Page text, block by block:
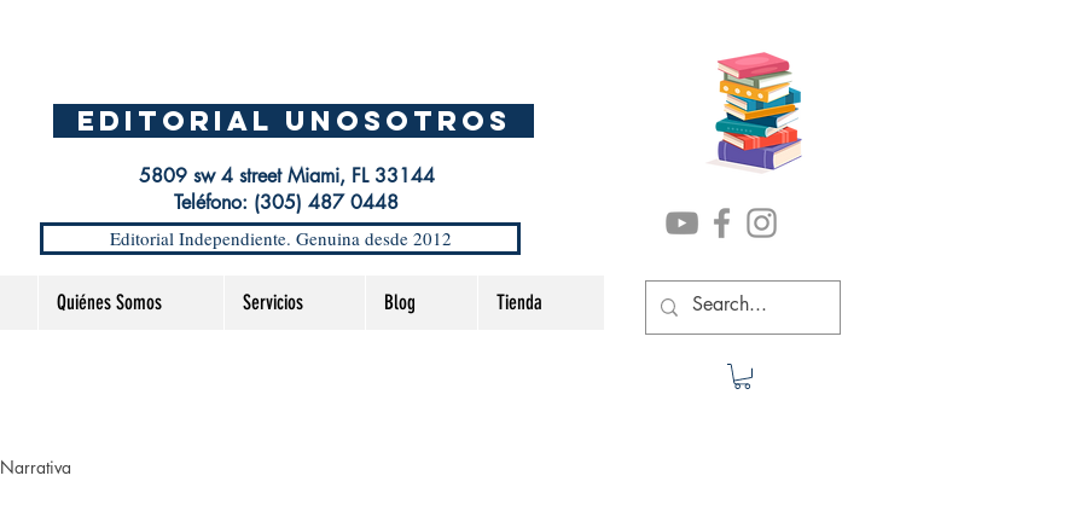
EDITORIAL UnosOtros
5809 sw 4 street Miami, FL 33144
Teléfono: (305) 487 0448
Editorial Independiente. Genuina desde 2012
Quiénes Somos Servicios Blog Tienda
Narrativa